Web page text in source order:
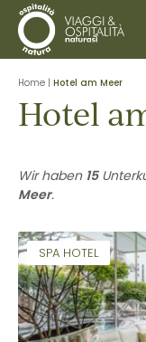
Home | Hotel am Meer
Hotel
Wir haben 15
Meer.
SPA HOTEL